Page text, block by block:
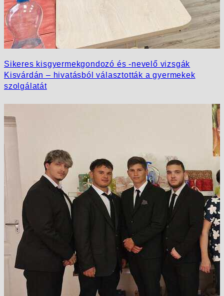
Sikeres kisgyermekgondozó és -nevelő vizsgák
Kisvárdán – hivatásból választották a gyermekek
szolgálatát